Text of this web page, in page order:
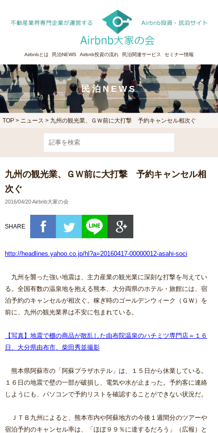
Airbnbとは 民泊NEWS Airbnb投資の流れ 民泊関連サービス セミナー情報
民泊NEWS
TOP > ニュース > 九州の観光業、ＧＷ前に大打撃 予約キャンセル相次ぐ
九州の観光業、ＧＷ前に大打撃 予約キャンセル相
次ぐ
2016/04/20 Airbnb大家の会
SHARE
http://headlines.yahoo.co.jp/hl?a=20160417-00000012-asahi-soci
九州を襲った強い地震は、主力産業の観光業に深刻な打撃を与えてい
る。全国有数の温泉地を抱える熊本、大分両県のホテル・旅館には、宿
泊予約のキャンセルが相次ぐ。稼ぎ時のゴールデンウィーク（ＧＷ）を
前に、九州の観光業界は不安に包まれている。
【写真】地震で棚の商品が散乱した由布院温泉のハチミツ専門店＝１６
日、大分県由布市、柴田秀並撮影
熊本県阿蘇市の「阿蘇プラザホテル」は、１５日から休業している。
１６日の地震で壁の一部が破損し、電気や水が止まった。予約客に連絡
しようにも、パソコンで予約リストを確認することができない状況だ。
ＪＴＢ九州によると、熊本市内や阿蘇地方の今後１週間分のツアーや
宿泊予約のキャンセル率は、「ほぼ９９％に達するだろう」（広報）と